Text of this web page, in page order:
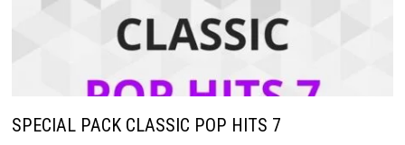
SPECIAL PACK CLASSIC POP HITS 7